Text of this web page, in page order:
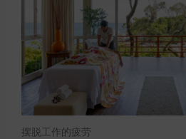
摆脱工作的疲劳